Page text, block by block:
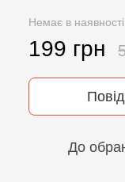
Немає в наявності
199 грн
До